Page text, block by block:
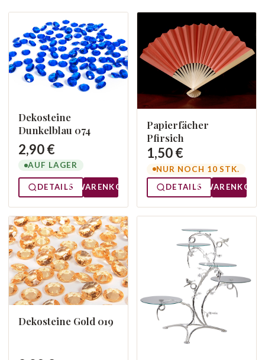
Dekosteine
Dunkelblau 074
2,90 €
AUF LAGER
DETAILS WARENKORB
Papierfächer
Pfirsich
1,50 €
NUR NOCH 10 STK.
DETAILS
WARENKORB
Dekosteine Gold 019